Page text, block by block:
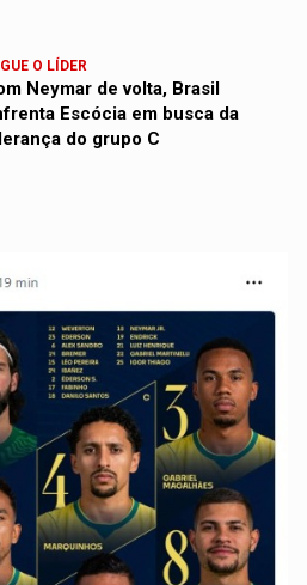
O LÍDER
Neymar de volta, Brasil
Escócia em busca da
do grupo C